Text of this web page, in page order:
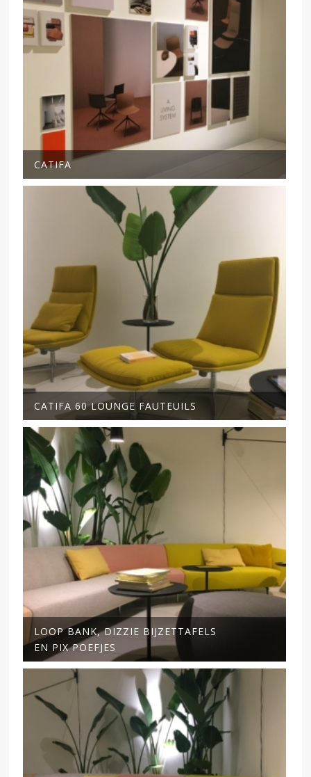
CATIFA
CATIFA 60 LOUNGE FAUTEUILS
LOOP BANK, DIZZIE BIJZETTAFELS
EN PIX POEFJES